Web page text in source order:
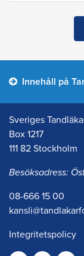
Innehåll på
Sveriges
Box 1217
111 82 Stockholm
Besöksadress:
08-666 15 00
Integritetspolicy